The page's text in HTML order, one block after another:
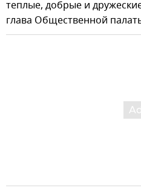
теплые, добрые и
глава Общественной